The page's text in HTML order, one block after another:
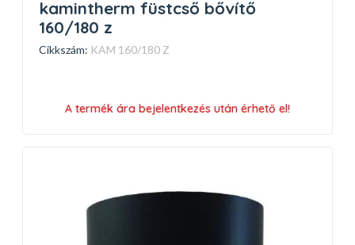
kamintherm füstcső bővítő
160/180 z
Cikkszám: KAM 160/180 Z
A termék ára bejelentkezés után érhető el!